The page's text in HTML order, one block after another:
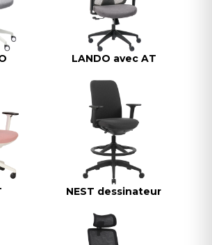
LANDO avec AT
NEST dessinateur